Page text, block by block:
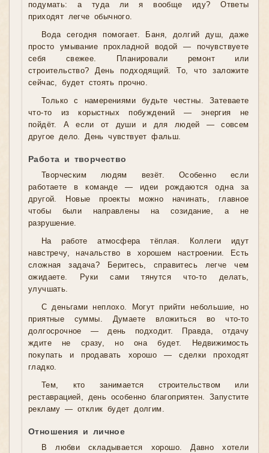
подумать: а туда ли я вообще иду? Ответы
приходят легче обычного.
Вода сегодня помогает. Баня, долгий душ, даже
просто умывание прохладной водой — почувствуете
себя свежее. Планировали ремонт или
строительство? День подходящий. То, что заложите
сейчас, будет стоять прочно.
Только с намерениями будьте честны. Затеваете
что-то из корыстных побуждений — энергия не
пойдёт. А если от души и для людей — совсем
другое дело. День чувствует фальш.
Работа и творчество
Творческим людям везёт. Особенно если
работаете в команде — идеи рождаются одна за
другой. Новые проекты можно начинать, главное
чтобы были направлены на созидание, а не
разрушение.
На работе атмосфера тёплая. Коллеги идут
навстречу, начальство в хорошем настроении. Есть
сложная задача? Беритесь, справитесь легче чем
ожидаете. Руки сами тянутся что-то делать,
улучшать.
С деньгами неплохо. Могут прийти небольшие, но
приятные суммы. Думаете вложиться во что-то
долгосрочное — день подходит. Правда, отдачу
ждите не сразу, но она будет. Недвижимость
покупать и продавать хорошо — сделки проходят
гладко.
Тем, кто занимается строительством или
реставрацией, день особенно благоприятен. Запустите
рекламу — отклик будет долгим.
Отношения и личное
В любви складывается хорошо. Давно хотели